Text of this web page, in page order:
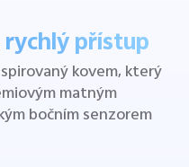
přístup
kovem, který
matným
bočním senzorem